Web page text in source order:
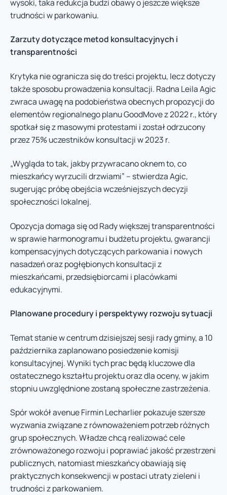
wysoki, taka redukcja budzi obawy o jeszcze większe
trudności w parkowaniu.
Zarzuty dotyczące metod konsultacyjnych i
transparentności
Krytyka nie ogranicza się do treści projektu, lecz dotyczy
także sposobu prowadzenia konsultacji. Radna Leila Agic
zwraca uwagę na podobieństwa obecnych propozycji do
elementów regionalnego planu GoodMove z 2022 r., który
spotkał się z masowymi protestami i został odrzucony
przez 75% uczestników konsultacji w 2023 r.
„Wygląda to tak, jakby przywracano oknem to, co
mieszkańcy wyrzucili drzwiami” – stwierdza Agic,
sugerując próbę obejścia wcześniejszych decyzji
społeczności lokalnej.
Opozycja domaga się od Rady większej transparentności
w sprawie harmonogramu i budżetu projektu, gwarancji
kompensacyjnych dotyczących parkowania i nowych
nasadzeń oraz pogłębionych konsultacji z
mieszkańcami, przedsiębiorcami i placówkami
edukacyjnymi.
Planowane procedury i perspektywy rozwoju sytuacji
Temat stanie w centrum dzisiejszej sesji rady gminy, a 10
października zaplanowano posiedzenie komisji
konsultacyjnej. Wyniki tych prac będą kluczowe dla
ostatecznego kształtu projektu oraz dla oceny, w jakim
stopniu uwzględnione zostaną społeczne zastrzeżenia.
Spór wokół avenue Firmin Lecharlier pokazuje szersze
wyzwania związane z równoważeniem potrzeb różnych
grup społecznych. Władze chcą realizować cele
zrównoważonego rozwoju i poprawiać jakość przestrzeni
publicznych, natomiast mieszkańcy obawiają się
praktycznych konsekwencji w postaci utraty zieleni i
trudności z parkowaniem.